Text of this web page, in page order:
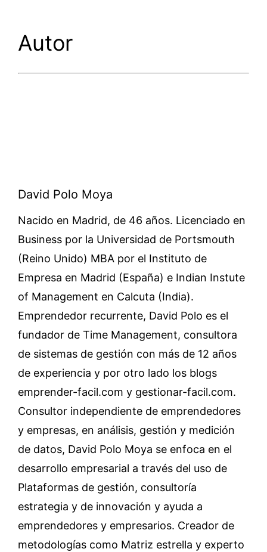
Autor
David Polo Moya
Nacido en Madrid, de 46 años. Licenciado en
Business por la Universidad de Portsmouth
(Reino Unido) MBA por el Instituto de
Empresa en Madrid (España) e Indian Instute
of Management en Calcuta (India).
Emprendedor recurrente, David Polo es el
fundador de Time Management, consultora
de sistemas de gestión con más de 12 años
de experiencia y por otro lado los blogs
emprender-facil.com y gestionar-facil.com.
Consultor independiente de emprendedores
y empresas, en análisis, gestión y medición
de datos, David Polo Moya se enfoca en el
desarrollo empresarial a través del uso de
Plataformas de gestión, consultoría
estrategia y de innovación y ayuda a
emprendedores y empresarios. Creador de
metodologías como Matriz estrella y experto